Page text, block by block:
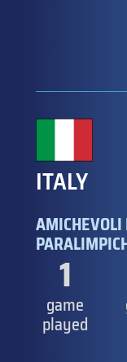
ITALY
1
game
played